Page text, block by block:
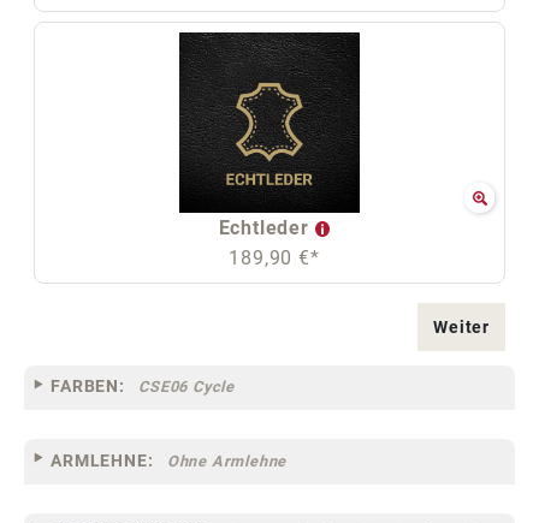
Echtleder
189,90 €*
Weiter
FARBEN: CSE06 Cycle
ARMLEHNE: Ohne Armlehne